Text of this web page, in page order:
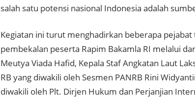
salah satu potensi nasional Indonesia adalah
Kegiatan ini turut menghadirkan beberapa
pembekalan peserta Rapim Bakamla RI melalui
Meutya Viada Hafid, Kepala Staf Angkatan Laut
RB yang diwakili oleh Sesmen PANRB Rini
diwakili oleh Plt. Dirjen Hukum dan Perjanjian